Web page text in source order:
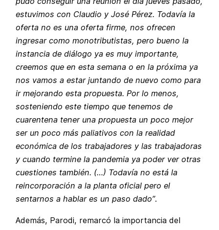
estuvimos con Claudio y José Pérez. Todavía la
oferta no es una oferta firme, nos ofrecen
ingresar como monotributistas, pero bueno la
instancia de diálogo ya es muy importante,
creemos que en esta semana o en la próxima ya
nos vamos a estar juntando de nuevo como para
ir mejorando esta propuesta. Por lo menos,
sosteniendo este tiempo que tenemos de
cuarentena tener una propuesta un poco mejor
ser un poco más paliativos con la realidad
económica de los trabajadores y las trabajadoras
y cuando termine la pandemia ya poder ver otras
cuestiones también. (…) Todavía no está la
reincorporación a la planta oficial pero el
sentarnos a hablar es un paso dado”.
Además, Parodi, remarcó la importancia del